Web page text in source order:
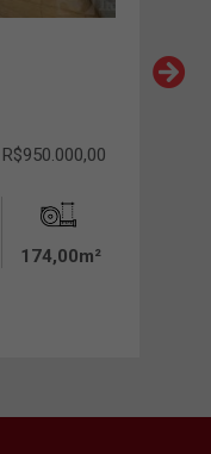
R$950.000,00
174,00m²